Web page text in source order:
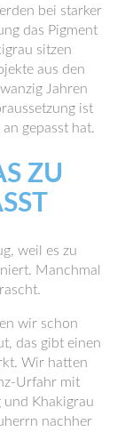
bei starker
das Pigment
sitzen
aus den
Jahren
ist
gepasst hat.
ZU
weil es zu
Manchmal
wir schon
das gibt einen
Wir hatten
Urfahr mit
und Khakigrau
nachher